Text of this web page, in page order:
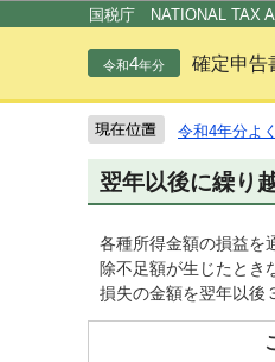
国税庁 NATIONAL TAX
令和4年分 確定申告
令和4年分よ
翌年以後に繰り
各種所得金額の損益を
除不足額が生じたとき
損失の金額を翌年以後